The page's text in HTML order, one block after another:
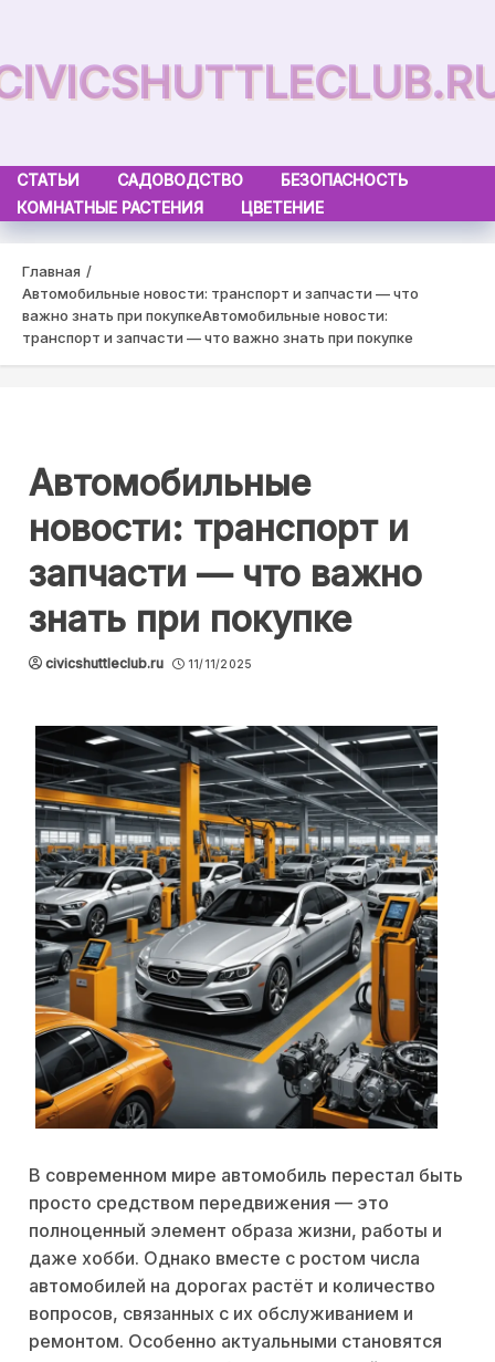
content
СТАТЬИ САДОВОДСТВО
БЕЗОПАСНОСТЬ
КОМНАТНЫЕ РАСТЕНИЯ
ЦВЕТЕНИЕ
Главная
Автомобильные новости: транспорт и запчасти — что
важно знать при покупкеАвтомобильные новости:
транспорт и запчасти — что важно знать при покупке
Автомобильные
новости: транспорт и
запчасти — что важно
знать при покупке
civicshuttleclub.ru 11/11/2025
В современном мире автомобиль перестал быть
просто средством передвижения — это
полноценный элемент образа жизни, работы и
даже хобби. Однако вместе с ростом числа
автомобилей на дорогах растёт и количество
вопросов, связанных с их обслуживанием и
ремонтом. Особенно актуальными становятся